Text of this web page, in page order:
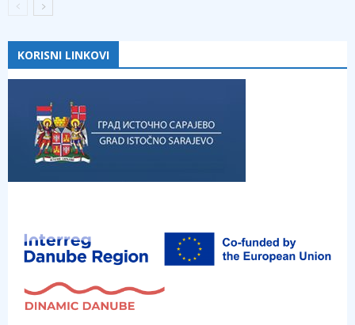
KORISNI LINKOVI